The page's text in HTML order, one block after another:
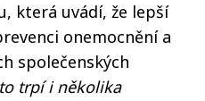
která uvádí, že lepší
onemocnění a
společenských
trpí i několika